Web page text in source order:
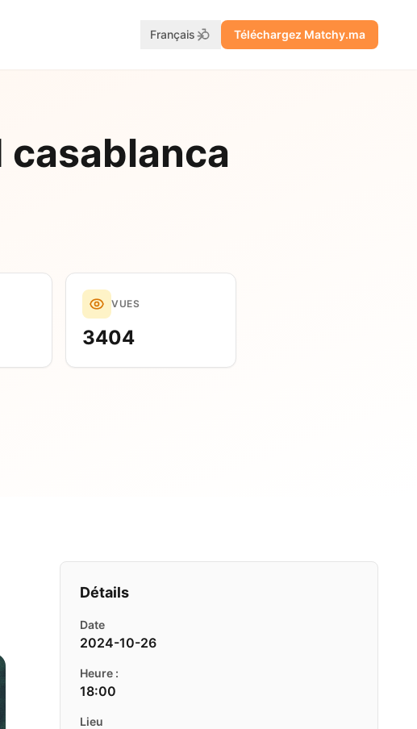
Français Téléchargez Matchy.ma
VUES
3404
Détails
Date
2024-10-26
Heure :
18:00
Lieu